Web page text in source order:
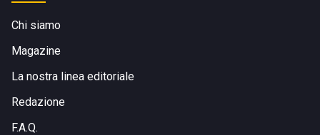
Chi siamo
Magazine
La nostra linea editoriale
Redazione
F.A.Q.